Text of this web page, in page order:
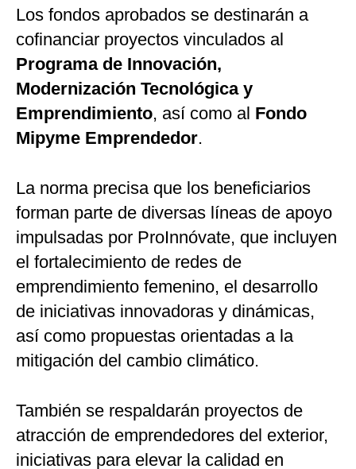
Los fondos aprobados se destinarán a
cofinanciar proyectos vinculados al
Programa de Innovación,
Modernización Tecnológica y
Emprendimiento, así como al Fondo
Mipyme Emprendedor.
La norma precisa que los beneficiarios
forman parte de diversas líneas de apoyo
impulsadas por ProInnóvate, que incluyen
el fortalecimiento de redes de
emprendimiento femenino, el desarrollo
de iniciativas innovadoras y dinámicas,
así como propuestas orientadas a la
mitigación del cambio climático.
También se respaldarán proyectos de
atracción de emprendedores del exterior,
iniciativas para elevar la calidad en